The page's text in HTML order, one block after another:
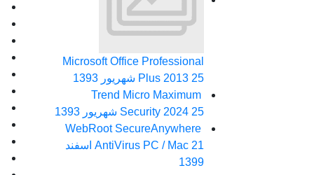
Microsoft Office Professional
Plus 2013 25 شهریور 1393
Trend Micro Maximum
Security 2024 25 شهریور 1393
WebRoot SecureAnywhere
AntiVirus PC / Mac 21 اسفند
1399